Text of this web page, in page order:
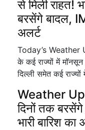
से मिली राहत!
बरसेंगे बादल,
अलर्ट
Today’s Weather
के कई राज्यों में मॉनसून
दिल्ली समेत कई राज्यों
Weather
दिनों तक
भारी बारिश का